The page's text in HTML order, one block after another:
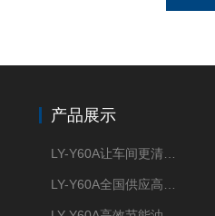
产品展示